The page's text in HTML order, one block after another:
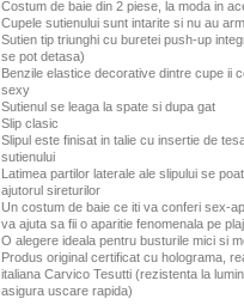
Costum de baie din 2 piese, la moda in
Cupele sutienului sunt intarite si nu au
Sutien tip triunghi cu buretei push-up
se pot detasa)
Benzile elastice decorative dintre cupe ii
sexy
Sutienul se leaga la spate si dupa gat
Slip clasic
Slipul este finisat in talie cu insertie de
sutienului
Latimea partilor laterale ale slipului se
ajutorul sireturilor
Un costum de baie ce iti va conferi sex-
va ajuta sa fii o aparitie fenomenala pe
O alegere ideala pentru busturile mici si
Produs original certificat cu holograma,
italiana Carvico Tesutti (rezistenta la
asigura uscare rapida)